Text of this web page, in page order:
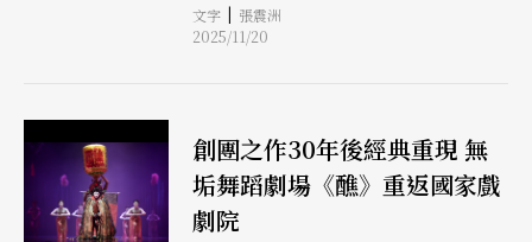
度帶回戲劇院舞台，作為無垢舞蹈劇場30周年重要
篇章。20日記者會上呈現演出片段〈破〉，由許景
文字 | 張震洲
2025/11/20
創團之作30年後經典重現 無
垢舞蹈劇場《醮》重返國家戲
劇院